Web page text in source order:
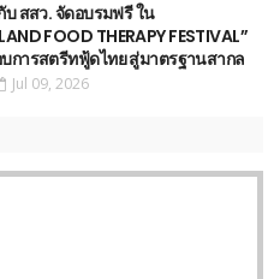
สสว. จัดอบรมฟรี ใน
FOOD THERAPY FESTIVAL”
การสตรีทฟู้ดไทย สู่มาตรฐานสากล
Jul 09, 2026